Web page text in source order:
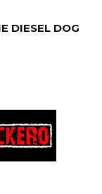
DIESEL DOG